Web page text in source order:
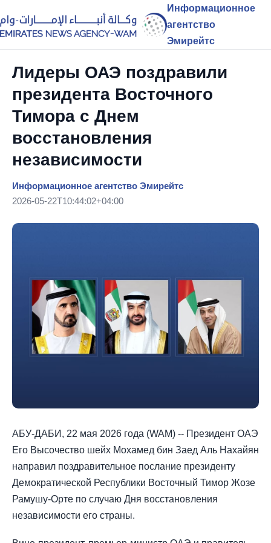
Информационное
агентство
Эмирейтс
Лидеры ОАЭ поздравили
президента Восточного
Тимора с Днем
восстановления
независимости
Информационное агентство Эмирейтс
2026-05-22T10:44:02+04:00
АБУ-ДАБИ, 22 мая 2026 года (WAM) -- Президент ОАЭ
Его Высочество шейх Мохамед бин Заед Аль Нахайян
направил поздравительное послание президенту
Демократической Республики Восточный Тимор Жозе
Рамушу-Орте по случаю Дня восстановления
независимости его страны.